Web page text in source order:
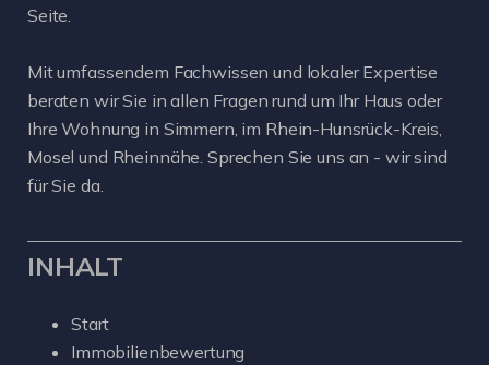
Seite.
Mit umfassendem Fachwissen und lokaler Expertise
beraten wir Sie in allen Fragen rund um Ihr Haus oder
Ihre Wohnung in Simmern, im Rhein-Hunsrück-Kreis,
Mosel und Rheinnähe. Sprechen Sie uns an - wir sind
für Sie da.
INHALT
Start
Immobilienbewertung